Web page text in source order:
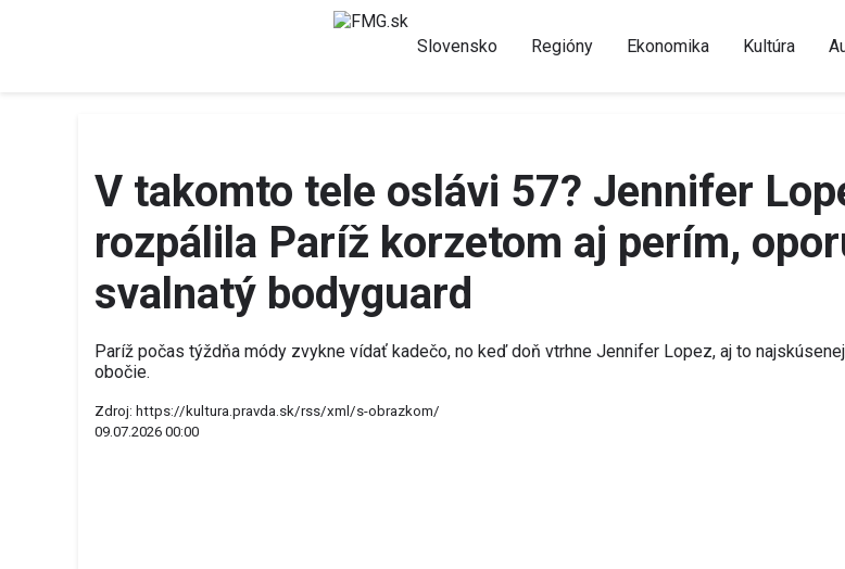
Slovensko Regióny Ekonomika Kultúra
V takomto tele oslávi 57? Jennifer
rozpálila Paríž korzetom aj perím,
svalnatý bodyguard
Paríž počas týždňa módy zvykne vídať kadečo, no keď doň vtrhne Jennifer Lopez, aj to
obočie.
Zdroj: https://kultura.pravda.sk/rss/xml/s-obrazkom/
09.07.2026 00:00